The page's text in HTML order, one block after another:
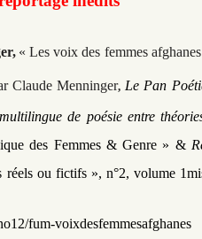
« Les voix des femmes
Claude Menninger, Le Pan
de poésie entre
des Femmes & Genre » &
réels ou fictifs », n°2, volume 1
fum-voixdesfemmesafghanes